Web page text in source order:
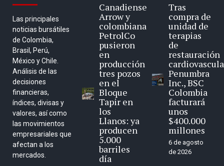
Las principales
noticias bursátiles
de Colombia,
Brasil, Perú,
México y Chile.
Análisis de las
decisiones
financieras,
índices, divisas y
valores, así como
las movimientos
empresariales que
afectan a los
mercados.
Canadiense
Arrow y
colombiana
PetrolCo
pusieron
en
producción
tres pozos
en el
Bloque
Tapir en
los
Llanos: ya
producen
5.000
barriles
día
Tras
compra de
unidad de
terapias
de
restauración
Penumbra
Inc., BSC
Colombia
facturará
unos
$400.000
millones
6 de agosto
de 2026